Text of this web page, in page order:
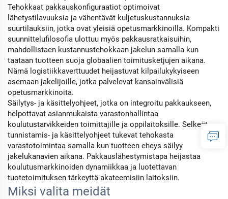
Tehokkaat pakkauskonfiguraatiot optimoivat
lähetystilavuuksia ja vähentävät kuljetuskustannuksia
suurtilauksiin, jotka ovat yleisiä opetusmarkkinoilla. Kompakti
suunnittelufilosofia ulottuu myös pakkausratkaisuihin,
mahdollistaen kustannustehokkaan jakelun samalla kun
taataan tuotteen suoja globaalien toimitusketjujen aikana.
Nämä logistiikkaverttuudet heijastuvat kilpailukykyiseen
asemaan jakelijoille, jotka palvelevat kansainvälisiä
opetusmarkkinoita.
Säilytys- ja käsittelyohjeet, jotka on integroitu pakkaukseen,
helpottavat asianmukaista varastonhallintaa
koulutustarvikkeiden toimittajille ja oppilaitoksille. Selkeät
tunnistamis- ja käsittelyohjeet tukevat tehokasta
varastotoimintaa samalla kun tuotteen eheys säilyy
jakelukanavien aikana. Pakkauslähestymistapa heijastaa
koulutusmarkkinoiden dynamiikkaa ja luotettavan
tuotetoimituksen tärkeyttä akateemisiin laitoksiin.
Miksi valita meidät